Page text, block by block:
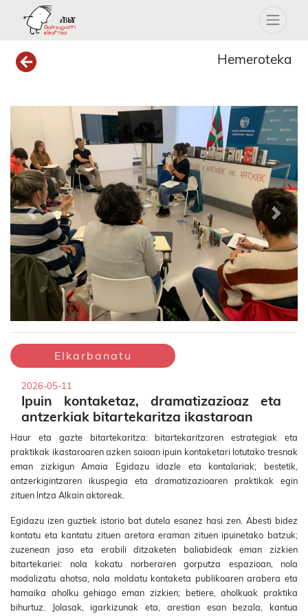
Hemeroteka
Previous Next
Elkarbanatu
2026-05-11
Ipuin kontaketaz, dramatizazioaz eta
antzerkiak bitartekaritza ikastaroan
Haur eta gazte bitartekaritza: bitartekaritzaren estrategiak eta
praktikak ikastaroaren azken saioan ipuin kontaketari lotutako tresnak
eman zizkigun Amaia Egidazu idazle eta kontalariak; bestetik,
antzerkigintzaren ikuspegia eta dramatizazioaren praktikak egin
zituen Intza Alkain aktoreak.
Egidazu izen guztiek istorio bat dutela esanez hasi zen. Abesti bidez
kontatu eta kantatu zituen aretora eraman zituen ipuinetako batzuk;
zuzenean jaso eta erabili ditzaketen baliabideak eman zizkien
bitartekariei: nola kokatu norberaren gorputza espazioan, nola
modalizatu ahotsa, nola moldatu kontaketa publikoaren arabera eta
hamaika aholku gehiago eman zizkien; betiere, aholkuak praktika
bihurtuz. Jolasak, igarkizunak eta, arestian esan bezala, kantua